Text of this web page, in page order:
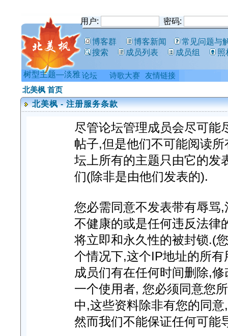
用户: 密码:
博客群 博客新闻
常见问题与
搜索
成员列表 成员组 照
树型主题—淡雅
北美枫 首页
北美枫 - 注册服务条款
尽管论坛管理成员会尽可能
帖子,但是他们不可能阅读
坛上所有的主题只由它的发
们(除非是由他们发表的).
您必需同意不发表带有辱骂
不健康的或是任何违反法律
将立即和永久性的被封锁.(
个情况下,这个IP地址的所
成员们有在任何时间删除,
一个使用者, 您必须同意您
中,这些资料除非有您的同
然而我们不能保证任何可能
论坛 诗歌大赛 友情链接